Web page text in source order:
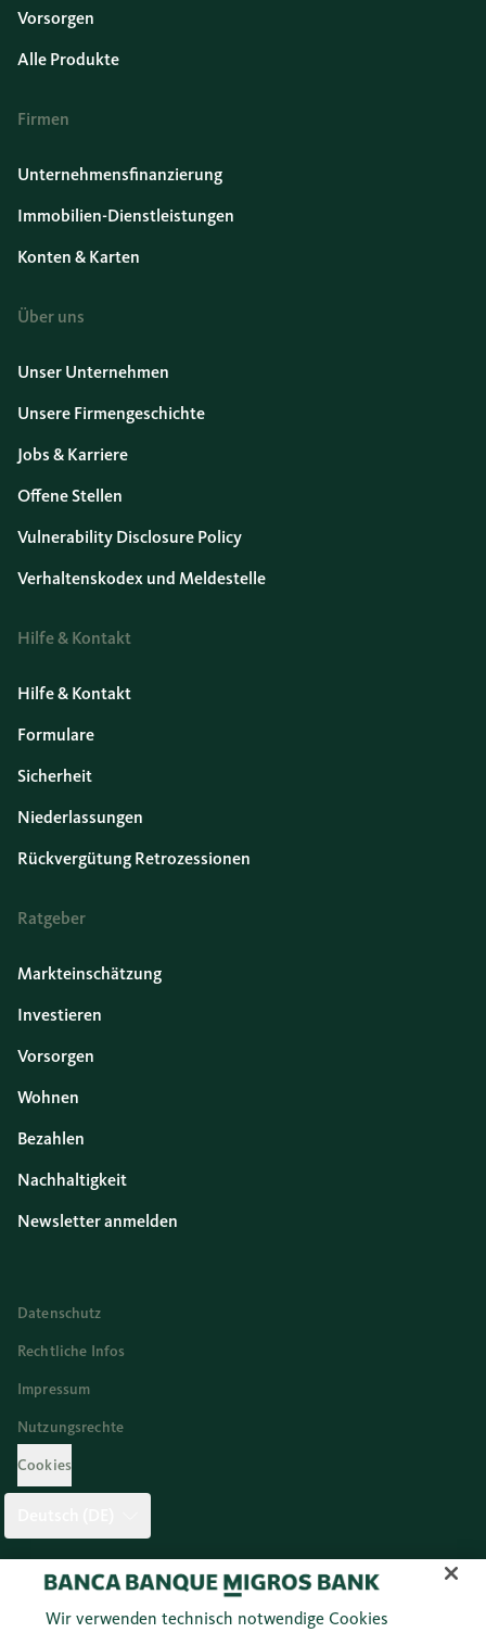
Vorsorgen
Alle Produkte
Firmen
Unternehmensfinanzierung
Immobilien-Dienstleistungen
Konten & Karten
Über uns
Unser Unternehmen
Unsere Firmengeschichte
Jobs & Karriere
Offene Stellen
Vulnerability Disclosure Policy
Verhaltenskodex und Meldestelle
Hilfe & Kontakt
Hilfe & Kontakt
Formulare
Sicherheit
Niederlassungen
Rückvergütung Retrozessionen
Ratgeber
Markteinschätzung
Investieren
Vorsorgen
Wohnen
Bezahlen
Nachhaltigkeit
Newsletter anmelden
Datenschutz
Rechtliche Infos
Impressum
Nutzungsrechte
Cookies
Twitter Facebook Blog Instagram Youtube
Wir verwenden technisch notwendige Cookies